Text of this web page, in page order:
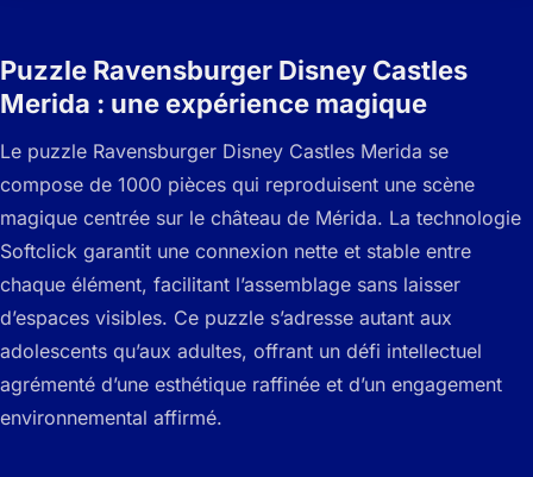
Puzzle Ravensburger Disney Castles
Merida : une expérience magique
Le puzzle Ravensburger Disney Castles Merida se
compose de 1000 pièces qui reproduisent une scène
magique centrée sur le château de Mérida. La technologie
Softclick garantit une connexion nette et stable entre
chaque élément, facilitant l’assemblage sans laisser
d’espaces visibles. Ce puzzle s’adresse autant aux
adolescents qu’aux adultes, offrant un défi intellectuel
agrémenté d’une esthétique raffinée et d’un engagement
environnemental affirmé.